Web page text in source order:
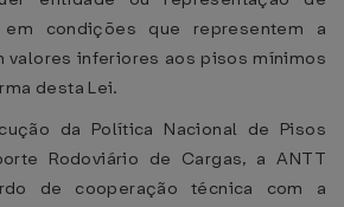
em condições que representem a
valores inferiores aos pisos mínimos
desta Lei.
da Política Nacional de Pisos
Rodoviário de Cargas, a ANTT
de cooperação técnica com a